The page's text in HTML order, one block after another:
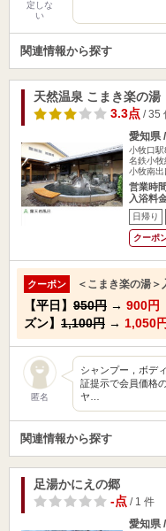
定しな
い
関連情報から探す
天然温泉 こまき楽の湯
3.3点/ 35
愛知県
小牧口
名鉄小
小牧南出
営業時
入浴料
日帰り
クーポ
クーポン ＜こまき楽の湯＞
【平日】 950円 → 900円
ズン】 1,100円 → 1,050円
匿名
シャンプー，ボデ
証提示で会員価格
ヤ…
関連情報から探す
足湯かにえの郷
-点/ 1 件
愛知県